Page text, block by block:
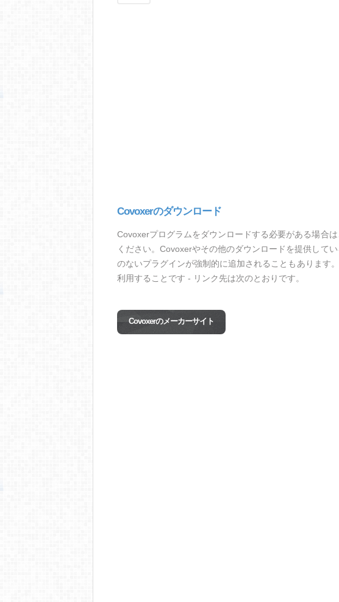
Covoxerのダウンロード
Covoxerプログラムをダウンロードする必要がある場合
ください。Covoxerやその他のダウンロードを提供して
のないプラグインが強制的に追加されることもあります
利用することです - リンク先は次のとおりです。
Covoxerのメーカーサイト